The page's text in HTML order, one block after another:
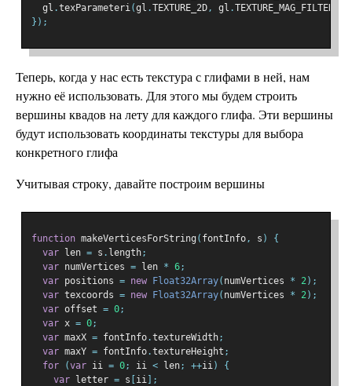
  gl
.texParameteri(gl .TEXTURE_2D, gl .TEXTURE_MAG_FILTER
});
Теперь, когда у нас есть текстура с глифами в ней, нам
нужно её использовать. Для этого мы будем строить
вершины квадов на лету для каждого глифа. Эти вершины
будут использовать координаты текстуры для выбора
конкретного глифа
Учитывая строку, давайте построим вершины
function makeVerticesForString ( fontInfo, s )
{
var len = s . length;
var numVertices = len * 6;
var positions = new Float32Array( numVertices * 2);
var texcoords = new Float32Array( numVertices * 2);
var offset = 0;
var x = 0;
var maxX = fontInfo.textureWidth;
var maxY = fontInfo.textureHeight ;
for
(var ii = 0; ii < len; ++ii)
{
var letter = s ii ];